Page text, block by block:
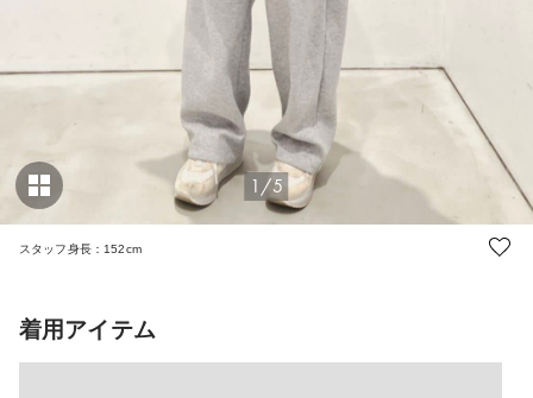
1/5
スタッフ身長：152cm
着用アイテム